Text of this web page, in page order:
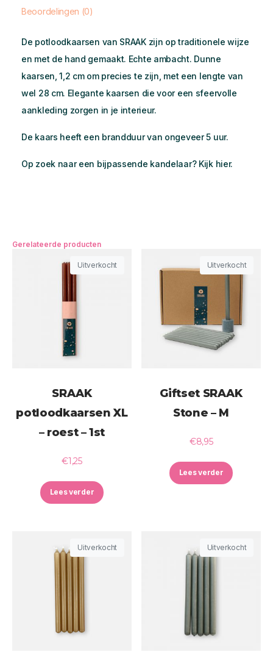
Beoordelingen (0)
De potloodkaarsen van SRAAK zijn op traditionele wijze
en met de hand gemaakt. Echte ambacht. Dunne
kaarsen, 1,2 cm om precies te zijn, met een lengte van
wel 28 cm. Elegante kaarsen die voor een sfeervolle
aankleding zorgen in je interieur.
De kaars heeft een brandduur van ongeveer 5 uur.
Op zoek naar een bijpassende kandelaar? Kijk hier.
Gerelateerde producten
Uitverkocht
SRAAK
potloodkaarsen XL
– roest – 1st
€1,25
Lees verder
Uitverkocht
Giftset SRAAK
Stone – M
€8,95
Lees verder
Uitverkocht Uitverkocht